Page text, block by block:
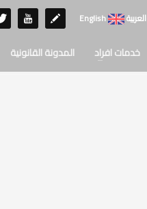
العربية English
خدمات افراد المدونة القانونية